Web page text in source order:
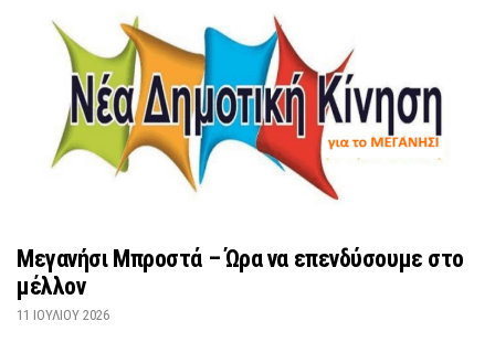
Μεγανήσι Μπροστά – Ώρα να επενδύσουμε στο
μέλλον
11 ΙΟΥΛΊΟΥ 2026